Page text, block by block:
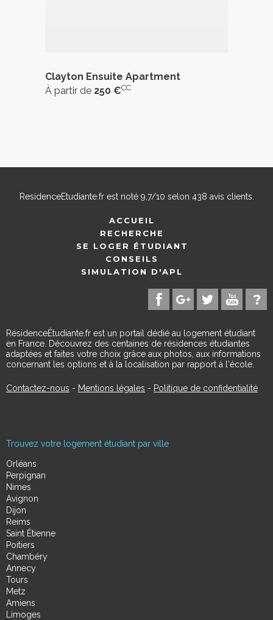
Clayton Ensuite Apartment
À partir de 250 €CC
ResidenceEtudiante.frest noté 9,7/10 selon 438 avis clients.
ACCUEIL
RECHERCHE
SE LOGER ÉTUDIANT
CONSEILS
SIMULATION D'APL
RésidenceÉtudiante.fr est un portail dédié au logement étudiant
en France. Découvrez des centaines de résidences étudiantes
adaptées et faites votre choix grâce aux photos, aux informations
concernant les options et à la localisation par rapport à l'école.
Contactez-nous - Mentions légales - Politique de confidentialité
Trouvez votre logement étudiant par ville
Orléans
Perpignan
Nimes
Avignon
Dijon
Reims
Saint Étienne
Poitiers
Chambéry
Annecy
Tours
Metz
Amiens
Limoges